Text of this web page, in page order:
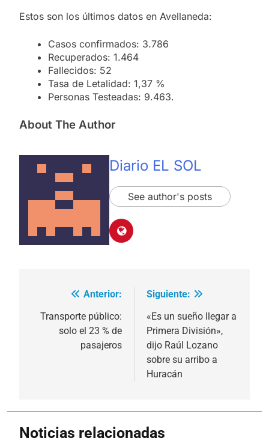
Estos son los últimos datos en Avellaneda:
Casos confirmados: 3.786
Recuperados: 1.464
Fallecidos: 52
Tasa de Letalidad: 1,37 %
Personas Testeadas: 9.463.
About The Author
Diario EL SOL
See author's posts
Navegación
de
entradas
Anterior:
Transporte público:
solo el 23 % de
pasajeros
Siguiente:
«Es un sueño llegar a
Primera División»,
dijo Raúl Lozano
sobre su arribo a
Huracán
Noticias relacionadas